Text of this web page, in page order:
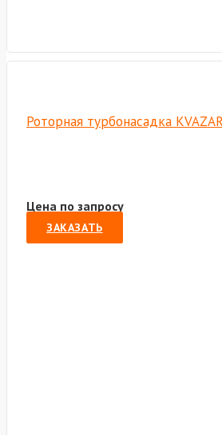
Роторная турбонасадка
Цена по запросу
ЗАКАЗАТЬ